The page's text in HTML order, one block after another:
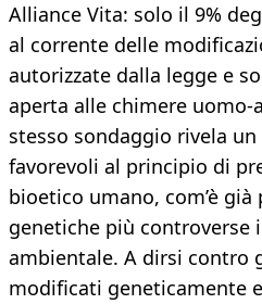
Alliance Vita: solo il 9%
al corrente delle
autorizzate dalla legge e
aperta alle chimere
stesso sondaggio rivela un
favorevoli al principio di
bioetico umano, com’è
genetiche più controverse
ambientale. A dirsi contro
modificati geneticamente